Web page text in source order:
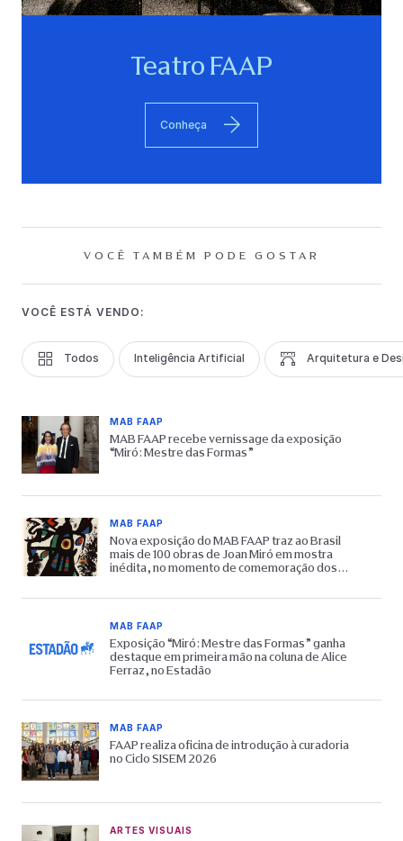
Teatro FAAP
Conheça
VOCÊ TAMBÉM PODE GOSTAR
VOCÊ ESTÁ VENDO:
Todos Inteligência Artificial Arquitetura e
MAB FAAP
MAB FAAP recebe vernissage da exposição
“Miró: Mestre das Formas”
MAB FAAP
Nova exposição do MAB FAAP traz ao Brasil
mais de 100 obras de Joan Miró em mostra
inédita, no momento de comemoração dos
MAB FAAP
Exposição “Miró: Mestre das Formas” ganha
destaque em primeira mão na coluna de Alice
Ferraz, no Estadão
MAB FAAP
FAAP realiza oficina de introdução à curadoria
no Ciclo SISEM 2026
ARTES VISUAIS